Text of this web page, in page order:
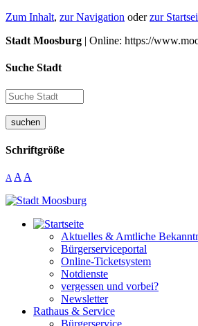
Zum Inhalt, zur Navigation oderzur
Stadt Moosburg | Online: https://
Suche Stadt
suchen
Schriftgröße
A A A
Aktuelles & Amtliche
Bürgerserviceportal
Online-Ticketsystem
Notdienste
vergessen und vorbei?
Newsletter
Rathaus & Service
Bürgerservice